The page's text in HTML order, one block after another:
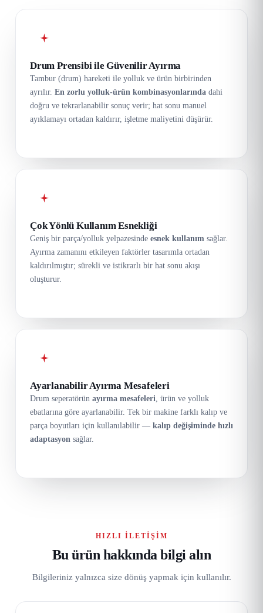
Drum Prensibi ile Güvenilir Ayırma
Tambur (drum) hareketi ile yolluk ve ürün birbirinden
ayrılır. En zorlu yolluk-ürün kombinasyonlarında dahi
doğru ve tekrarlanabilir sonuç verir; hat sonu manuel
ayıklamayı ortadan kaldırır, işletme maliyetini düşürür.
Çok Yönlü Kullanım Esnekliği
Geniş bir parça/yolluk yelpazesinde esnek kullanım sağlar.
Ayırma zamanını etkileyen faktörler tasarımla ortadan
kaldırılmıştır; sürekli ve istikrarlı bir hat sonu akışı
oluşturur.
Ayarlanabilir Ayırma Mesafeleri
Drum seperatörün ayırma mesafeleri, ürün ve yolluk
ebatlarına göre ayarlanabilir. Tek bir makine farklı kalıp ve
parça boyutları için kullanılabilir — kalıp değişiminde hızlı
adaptasyon sağlar.
HIZLI İLETIŞIM
Bu ürün hakkında bilgi alın
Bilgileriniz yalnızca size dönüş yapmak için kullanılır.